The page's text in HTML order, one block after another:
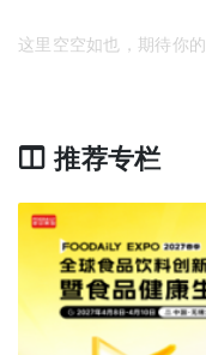
这里空空如也，期待你的
推荐专栏